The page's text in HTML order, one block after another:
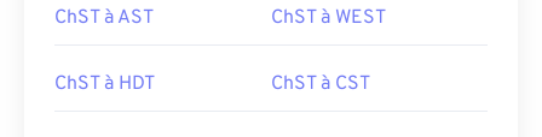
ChST à AST ChST à WEST
ChST à HDT ChST à CST